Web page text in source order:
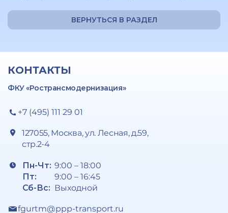
ВЕРНУТЬСЯ В РАЗДЕЛ
КОНТАКТЫ
ФКУ «Ространсмодернизация»
+7 (495) 111 29 01
127055, Москва, ул. Лесная, д.59,
стр.2-4
Пн-Чт:
Пт:
Сб-Вс:
9:00 – 18:00
9:00 – 16:45
Выходной
fgurtm@ppp-transport.ru